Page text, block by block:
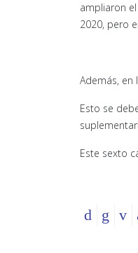
ampliaron
2020, pero
Además, en
Esto se
Este sexto